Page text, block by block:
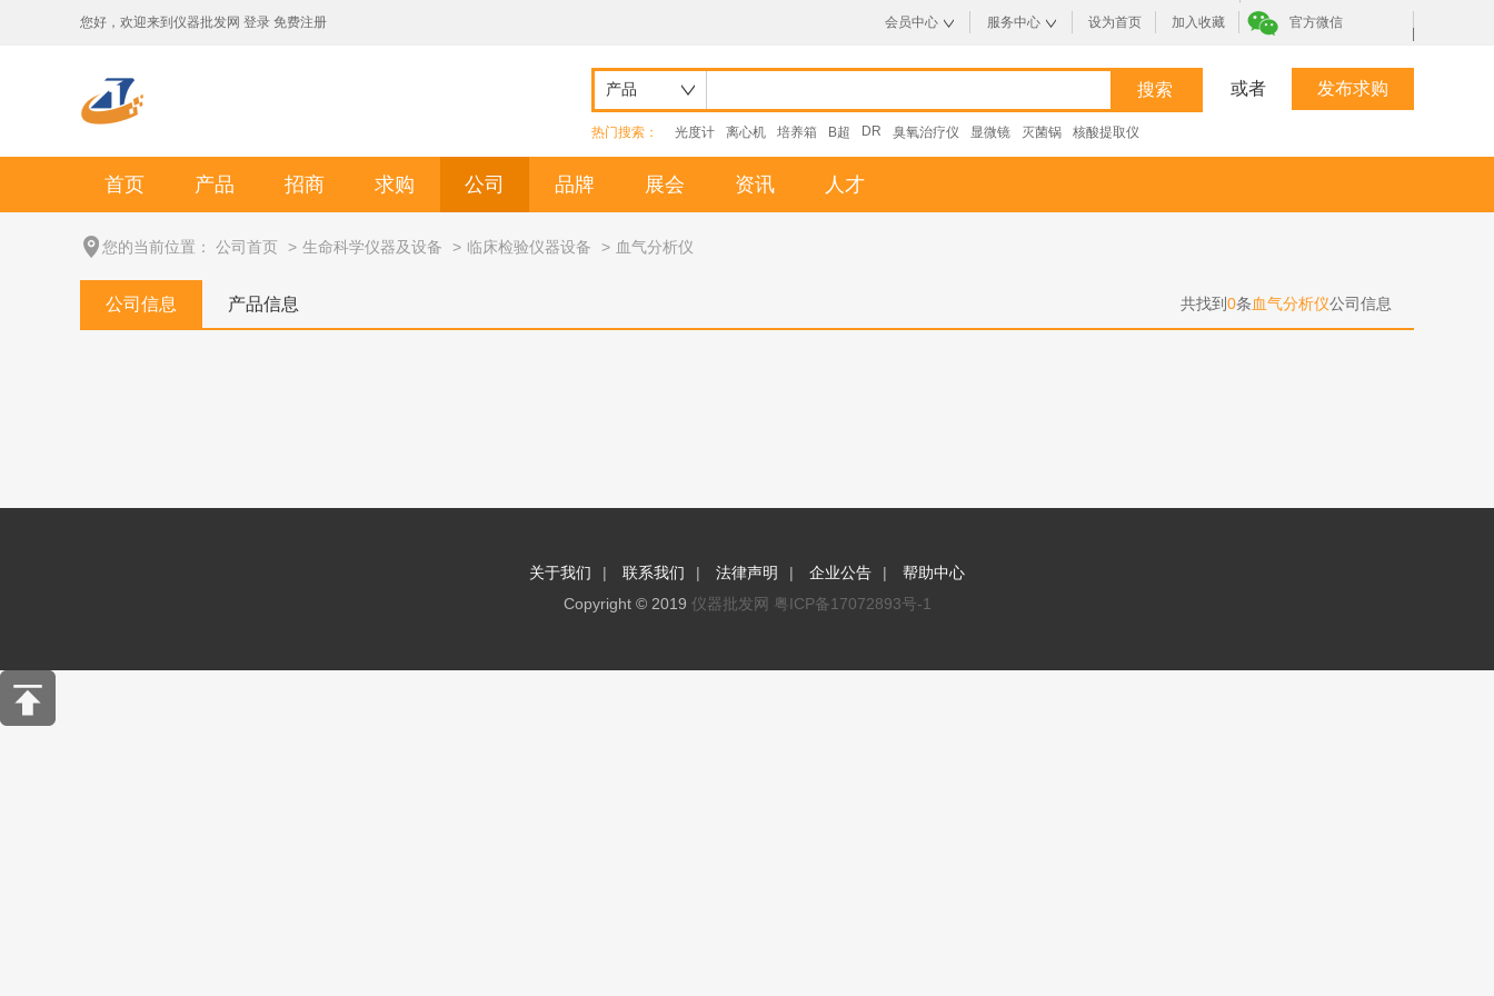
您好，欢迎来到 仪器批发网 登录 免费注册 会员中心 服务中心 设为首页 加入收藏 官方微信
产品
热门搜索： 光度计 离心机 培养箱 B超 DR 臭氧治疗仪 显微镜 灭菌锅 核酸提取仪
或者 发布求购
首页 产品 招商 求购 公司 品牌 展会 资讯 人才
您的当前位置： 公司首页 > 生命科学仪器及设备 > 临床检验仪器设备 > 血气分析仪
公司信息 产品信息 共找到 0条血气分析仪公司信息
关于我们 | 联系我们 | 法律声明 | 企业公告 |
帮助中心
Copyright © 2019 仪器批发网 粤ICP备17072893号-1